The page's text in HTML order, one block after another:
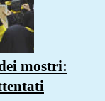
mostri: